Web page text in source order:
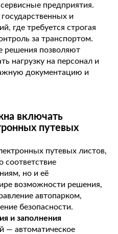
предприятия.
и
где требуется строгая
за транспортом.
решения позволяют
нагрузку на персонал и
документацию и
включать
путевых
путевых листов,
соответствие
но и её
возможности решения,
автопарком,
безопасности.
и заполнения
— автоматическое